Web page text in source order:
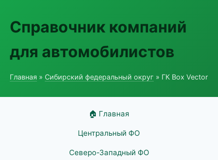
Справочник компаний
для автомобилистов
Главная » Сибирский федеральный округ » ГК Box Vector
🏠 Главная
Центральный ФО
Северо-Западный ФО